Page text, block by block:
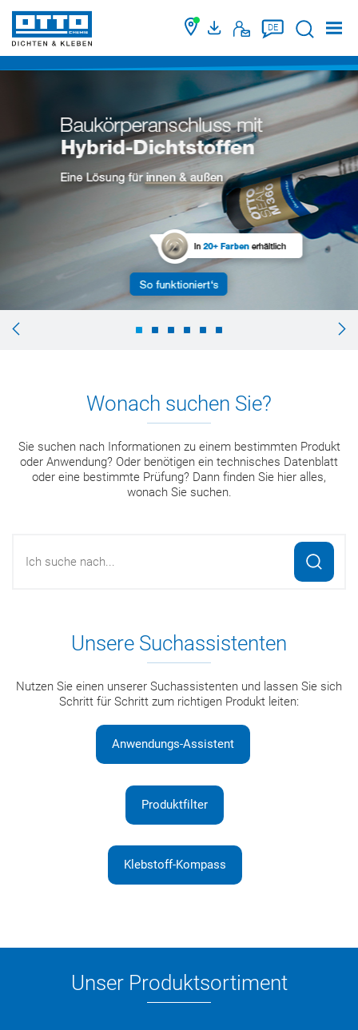
DE Suche
Wonach suchen Sie?
Sie suchen nach Informationen zu einem bestimmten Produkt
oder Anwendung? Oder benötigen ein technisches Datenblatt
oder eine bestimmte Prüfung? Dann finden Sie hier alles,
wonach Sie suchen.
Unsere Suchassistenten
Nutzen Sie einen unserer Suchassistenten und lassen Sie sich
Schritt für Schritt zum richtigen Produkt leiten:
Anwendungs-Assistent
Produktfilter
Klebstoff-Kompass
Unser Produktsortiment